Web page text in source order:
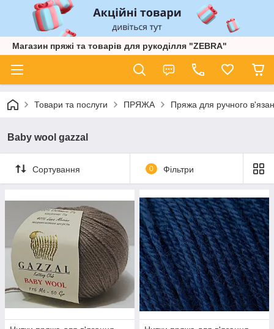
Магазин пряжі та товарів для рукоділля "ZEBRA"
Товари та послуги ПРЯЖА Пряжа для ручного
Baby wool gazzal
Сортування 0 Фільтри